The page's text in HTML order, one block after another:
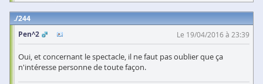
244
Pen^2
Le 19/04/2016 à 23:39
Oui, et concernant le spectacle, il ne faut pas oublier que ça
n'intéresse personne de toute façon.